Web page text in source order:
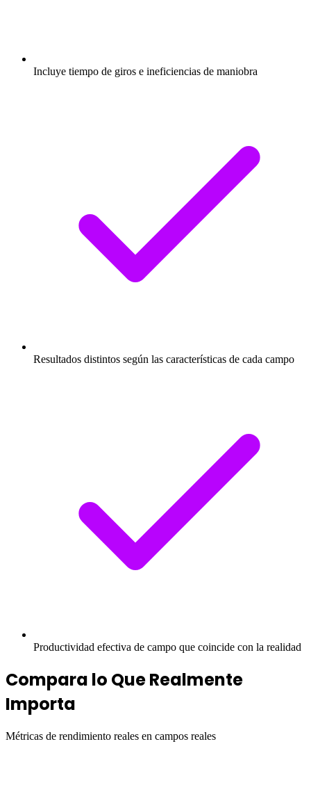
Incluye tiempo de giros e ineficiencias de maniobra
Resultados distintos según las características de cada campo
Productividad efectiva de campo que coincide con la realidad
Compara lo Que Realmente
Importa
Métricas de rendimiento reales en campos reales